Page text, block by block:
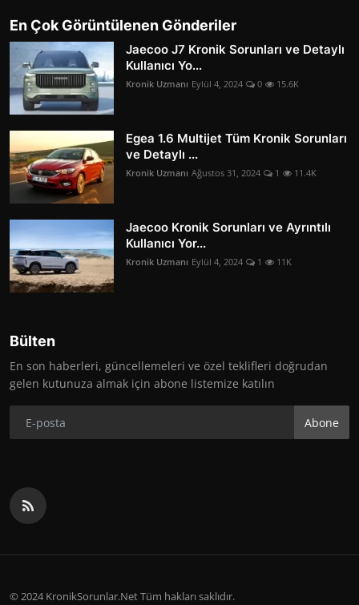
En Çok Görüntülenen Gönderiler
Jaecoo J7 Kronik Sorunları ve Detaylı
Kullanıcı Yo...
Kronik Uzmanı Eylül 4, 2024 0 15.6K
Egea 1.6 Multijet Tüm Kronik Sorunları
ve Detaylı ...
Kronik Uzmanı Ağustos 31, 2024 1 11.4K
Jaecoo Kronik Sorunları ve Ayrıntılı
Kullanıcı Yor...
Kronik Uzmanı Eylül 4, 2024 1 11K
Bülten
En son haberleri, güncellemeleri ve özel teklifleri doğrudan
gelen kutunuza almak için abone listemize katılın
Abone
© 2024 KronikSorunlar.Net Tüm hakları saklıdır.